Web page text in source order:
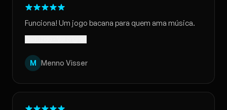
Funciona! Um jogo bacana para quem ama música.
M Menno Visser